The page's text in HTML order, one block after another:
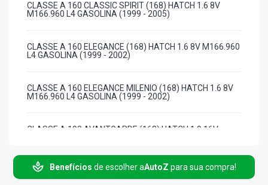
CLASSE A 160 CLASSIC SPIRIT (168) HATCH 1.6 8V
M166.960 L4 GASOLINA (1999 - 2005)
CLASSE A 160 ELEGANCE (168) HATCH 1.6 8V M166.960
L4 GASOLINA (1999 - 2002)
CLASSE A 160 ELEGANCE MILENIO (168) HATCH 1.6 8V
M166.960 L4 GASOLINA (1999 - 2002)
CLASSE A 190 AVANTGARDE (168) HATCH 1.9 16V
CLASSE A 190 CLASSIC (168) HATCH 1.9 16V M166.990
L4 GASOLINA (2001 - 2005) CORREIA POLY V
Benefícios de escolher aAutoZ para sua compra!